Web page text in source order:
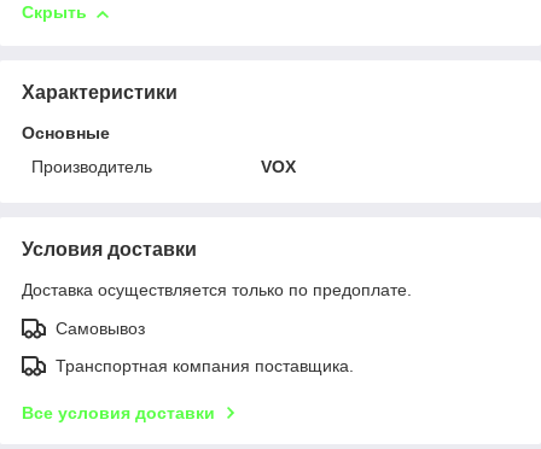
Скрыть
Характеристики
Основные
Производитель
VOX
Условия доставки
Доставка осуществляется только по предоплате.
Самовывоз
Транспортная компания поставщика.
Все условия доставки